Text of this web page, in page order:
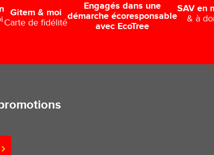
Gitem & moi
Carte de fidélité
Engagés dans une
démarche écoresponsable
avec EcoTree
SAV en
& à